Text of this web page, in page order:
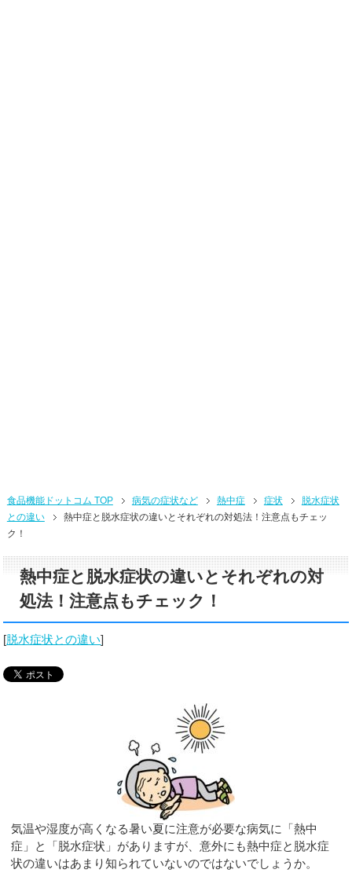
食品機能ドットコム TOP 病気の症状など 熱中症 症状
脱水症状
との違い
熱中症と脱水症状の違いとそれぞれの対処法！注意点もチェッ
ク！
熱中症と脱水症状の違いとそれぞれの対
処法！注意点もチェック！
[脱水症状との違い]
気温や湿度が高くなる暑い夏に注意が必要な病気に「熱中
症」と「脱水症状」がありますが、意外にも熱中症と脱水症
状の違いはあまり知られていないのではないでしょうか。